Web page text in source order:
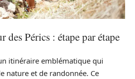
des Pérics : étape par étape
itinéraire emblématique qui
nature et de randonnée. Ce